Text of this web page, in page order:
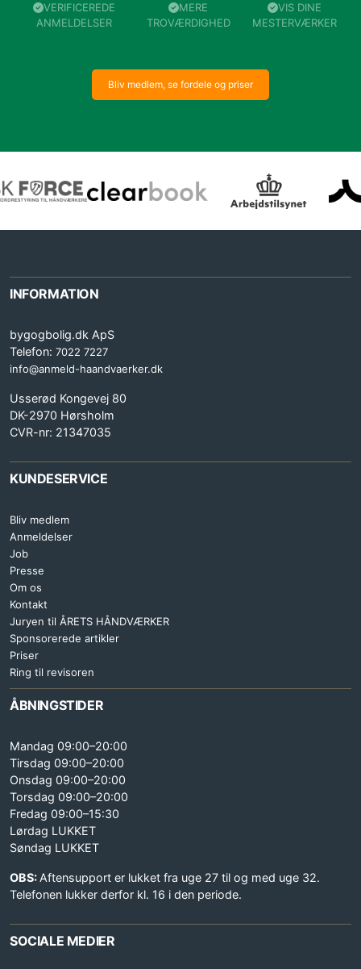
VERIFICEREDE
ANMELDELSER
MERE
TROVÆRDIGHED
VIS DINE
MESTERVÆRKER
Bliv medlem, se fordele og priser
INFORMATION
bygogbolig.dk ApS
Telefon: 7022 7227
info@anmeld-haandvaerker.dk
Usserød Kongevej 80
DK-2970 Hørsholm
CVR-nr: 21347035
KUNDESERVICE
Bliv medlem
Anmeldelser
Job
Presse
Om os
Kontakt
Juryen til ÅRETS HÅNDVÆRKER
Sponsorerede artikler
Priser
Ring til revisoren
ÅBNINGSTIDER
Mandag 09:00–20:00
Tirsdag 09:00–20:00
Onsdag 09:00–20:00
Torsdag 09:00–20:00
Fredag 09:00–15:30
Lørdag LUKKET
Søndag LUKKET
OBS: Aftensupport er lukket fra uge 27 til og med uge 32.
Telefonen lukker derfor kl. 16 i den periode.
SOCIALE MEDIER